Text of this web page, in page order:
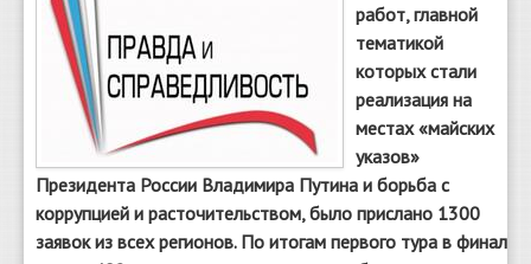
Найти
работ, главной
тематикой
которых стали
реализация на
местах «майских
указов»
Президента России Владимира Путина и борьба с
коррупцией и расточительством, было прислано 1300
заявок из всех регионов. По итогам первого тура в финал